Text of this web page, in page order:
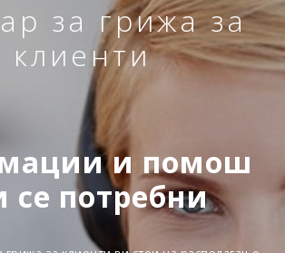
за грижа за
клиенти
и помош
се потребни